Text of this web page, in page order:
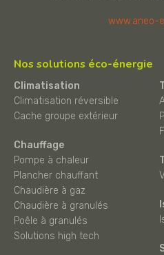
www.aneo-
Nos solutions éco-énergie
Climatisation
Climatisation réversible
Cache groupe extérieur
Chauffage
Pompe à chaleur
Plancher chauffant
Chaudière à gaz
Chaudière à granulés
Poêle à granulés
Solutions high tech